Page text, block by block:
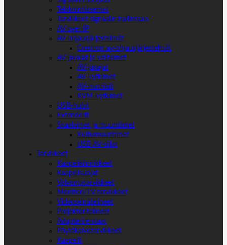
Telakointiasemat
Tarvikkeet signaalin hallintaan
AV over IP
AV-ohjausjärjestelmät
Crestron av-ohjausjärjestelmät
AV-jakajat ja valitsimet
AV-jakajat
AV-kytkimet
AV-matriisit
KVM-kytkimet
USB-hubit
Extenderit
Skaalaimet ja muuntimet
Kuitumuuntimet
USB AV-sillat
Tarvikkeet
Kaapelikiinnikkeet
Kaapelisuojat
Valvontatarvikkeet
Monitori/TV tarvikkeet
Videoseinätelineet
Projektoritelineet
Adapterirenkaat
Pöytäkaivotarvikkeet
Kaapelit